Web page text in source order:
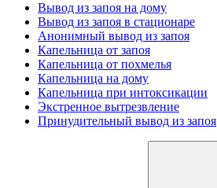
Вывод из запоя на дому
Вывод из запоя в стационаре
Анонимный вывод из запоя
Капельница от запоя
Капельница от похмелья
Капельница на дому
Капельница при интоксикации
Экстренное вытрезвление
Принудительный вывод из запоя